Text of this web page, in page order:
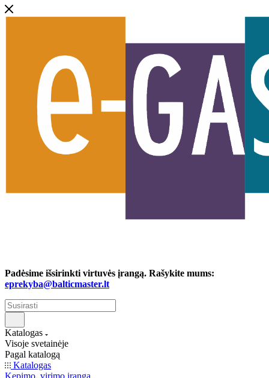
Padėsime išsirinkti virtuvės įrangą. Rašykite mums:
eprekyba@balticmaster.lt
Katalogas
Visoje svetainėje
Pagal katalogą
Katalogas
Kepimo, virimo įranga